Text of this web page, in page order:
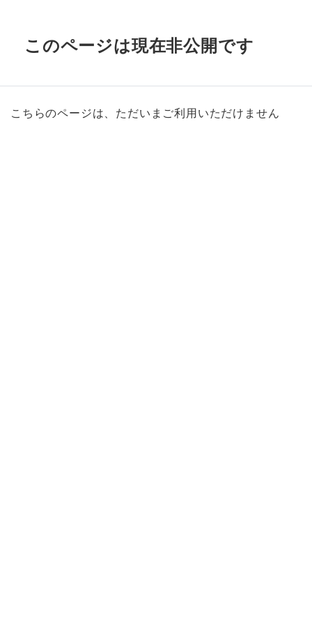
このページは現在非公開です
こちらのページは、ただいまご利用いただけません